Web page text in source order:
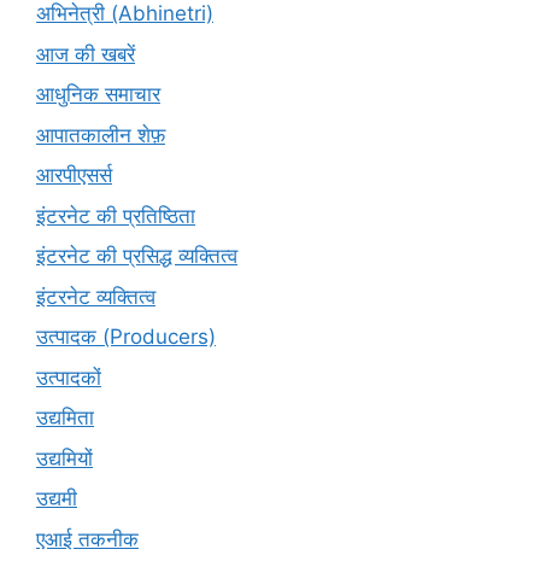
अभिनेत्री (Abhinetri)
आज की खबरें
आधुनिक समाचार
आपातकालीन शेफ़
आरपीएसर्स
इंटरनेट की प्रतिष्ठिता
इंटरनेट की प्रसिद्ध व्यक्तित्व
इंटरनेट व्यक्तित्व
उत्पादक (Producers)
उत्पादकों
उद्यमिता
उद्यमियों
उद्यमी
एआई तकनीक